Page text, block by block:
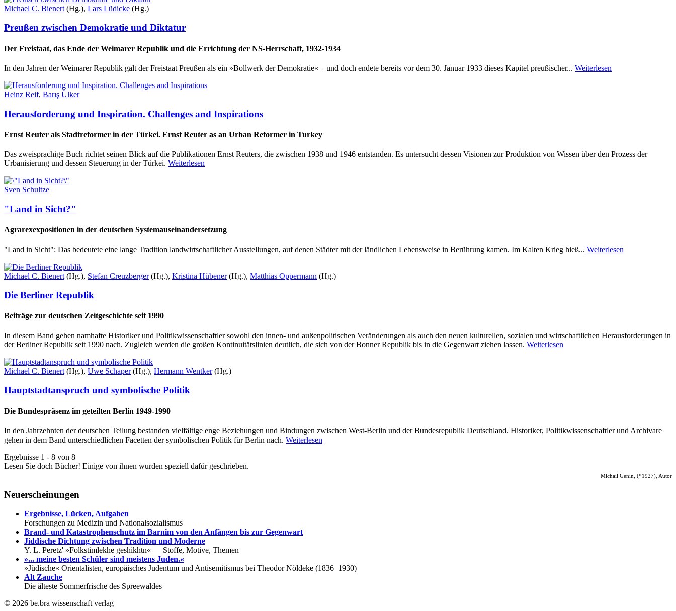
Michael C. Bienert (Hg.), Lars Lüdicke (Hg.)
Preußen zwischen Demokratie und Diktatur
Der Freistaat, das Ende der Weimarer Republik und die Errichtung der NS-Herrschaft, 1932-1934
In den Jahren der Weimarer Republik galt der Freistaat Preußen als ein »Bollwerk der Demokratie« – und doch endete bereits vor dem 30. Januar 1933 dieses Kapitel preußischer... Weiterlesen
Heinz Reif, Barış Ülker
Herausforderung und Inspiration. Challenges and Inspirations
Ernst Reuter als Stadtreformer in der Türkei. Ernst Reuter as an Urban Reformer in Turkey
Das zweisprachige Buch richtet seinen Blick auf die Publikationen Ernst Reuters, die zwischen 1938 und 1946 entstanden. Es untersucht dessen Visionen zur Produktion von Wissen über den Prozess der
Urbanisierung und dessen Steuerung in der Türkei. Weiterlesen
Sven Schultze
"Land in Sicht?"
Agrarexexpositionen in der deutschen Systemauseinandersetzung
"Land in Sicht": Das bedeutete eine lange Tradition landwirtschaftlicher Ausstellungen, auf denen Städter mit der ländlichen Lebensweise in Berührung kamen. Im Kalten Krieg hieß... Weiterlesen
Michael C. Bienert (Hg.), Stefan Creuzberger(Hg.), Kristina Hübener(Hg.), Matthias Oppermann (Hg.)
Die Berliner Republik
Beiträge zur deutschen Zeitgeschichte seit 1990
In diesem Band gehen namhafte Historiker und Politikwissenschaftler sowohl den innen- und außenpolitischen Veränderungen als auch den neuen kulturellen, sozialen und wirtschaftlichen Herausforderungen in
der Berliner Republik seit 1990 nach. Zugleich werden die großen Kontinuitätslinien deutlich, die sich von der Bonner Republik bis in die Gegenwart ziehen lassen. Weiterlesen
Michael C. Bienert (Hg.), Uwe Schaper(Hg.), Hermann Wentker(Hg.)
Hauptstadtanspruch und symbolische Politik
Die Bundespräsenz im geteilten Berlin 1949-1990
In den Jahrzehnten der deutschen Teilung bestanden vielfältige enge Beziehungen und Bindungen zwischen West-Berlin und der Bundesrepublik Deutschland. Historiker, Politikwissenschaftler und Archivare
gehen in dem Band unterschiedlichen Facetten der symbolischen Politik für Berlin nach. Weiterlesen
Ergebnisse 1 - 8 von 8
Lesen Sie doch Bücher! Einige von ihnen wurden speziell dafür geschrieben.
Michail Genin, (*1927), Autor
Neuerscheinungen
Ergebnisse, Lücken, Aufgaben
Forschungen zu Medizin und Nationalsozialismus
Brand- und Katastrophenschutz im Barnim von den Anfängen bis zur Gegenwart
Jiddische Dichtung zwischen Tradition und Moderne
Y. L. Peretz' »Folkstimlekhe geshikhtn« — Stoffe, Motive, Themen
»... meine besten Schüler sind meistens Juden.«
»Jüdische« Orientalisten, europäisches Judentum und Antisemitismus bei Theodor Nöldeke (1836–1930)
Alt Zauche
Die älteste Sommerfrische des Spreewaldes
© 2026 be.bra wissenschaft verlag